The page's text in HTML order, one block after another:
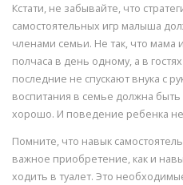
Кстати, не забывайте, что
самостоятельных игр малыша
членами семьи. Не так, что мама
полчаса в день одному, а в
последние не спускают внука с
воспитания в семье должна
хорошо. И поведение ребенка
Помните, что навык
важное приобретение, как и
ходить в туалет. Это